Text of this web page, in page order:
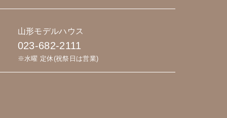
山形モデルハウス
023-682-2111
※水曜 定休(祝祭日は営業)